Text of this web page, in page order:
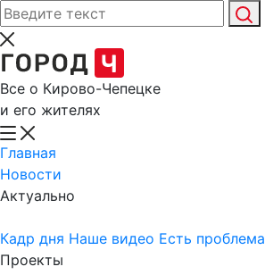
Все о Кирово-Чепецке
и его жителях
Главная
Новости
Актуально
Кадр дня Наше видео Есть проблема
Проекты